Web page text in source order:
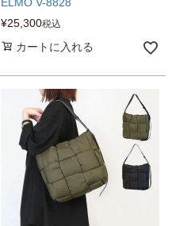
ELMO V-8828
¥25,300税込
カートに入れる